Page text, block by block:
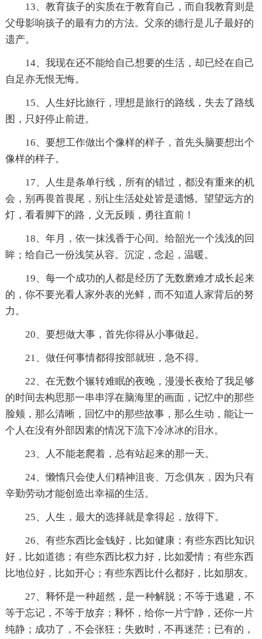
13、教育孩子的实质在于教育自己，而自我教育则是
父母影响孩子的最有力的方法。父亲的德行是儿子最好的
遗产。
14、我现在还不能给自己想要的生活，却已经在自己
自足亦无恨无悔。
15、人生好比旅行，理想是旅行的路线，失去了路线
图，只好停止前进。
16、要想工作做出个像样的样子，首先头脑要想出个
像样的样子。
17、人生是条单行线，所有的错过，都没有重来的机
会，别再畏首畏尾，别让生活处处皆是遗憾。望望远方的
灯，看看脚下的路，义无反顾，勇往直前！
18、年月，依一抹浅香于心间。给韶光一个浅浅的回
眸；给自己一份浅笑从容。沉淀，念起，温暖。
19、每一个成功的人都是经历了无数磨难才成长起来
的，你不要光看人家外表的光鲜，而不知道人家背后的努
力。
20、要想做大事，首先你得从小事做起。
21、做任何事情都得按部就班，急不得。
22、在无数个辗转难眠的夜晚，漫漫长夜给了我足够
的时间去构思那一串串浮在脑海里的画面，记忆中的那些
脸颊，那么清晰，回忆中的那些故事，那么生动，能让一
个人在没有外部因素的情况下流下冷冰冰的泪水。
23、人不能老爬着，总有站起来的那一天。
24、懒惰只会使人们精神沮丧、万念俱灰，因为只有
辛勤劳动才能创造出幸福的生活。
25、人生，最大的选择就是拿得起，放得下。
26、有些东西比金钱好，比如健康；有些东西比知识
好，比如道德；有些东西比权力好，比如爱情；有些东西
比地位好，比如开心；有些东西比什么都好，比如朋友。
27、释怀是一种超然，是一种解脱；不等于逃避，不
等于忘记，不等于放弃；释怀，给你一片宁静，还你一片
纯静；成功了，不会张狂；失败时，不再迷茫；已有的，